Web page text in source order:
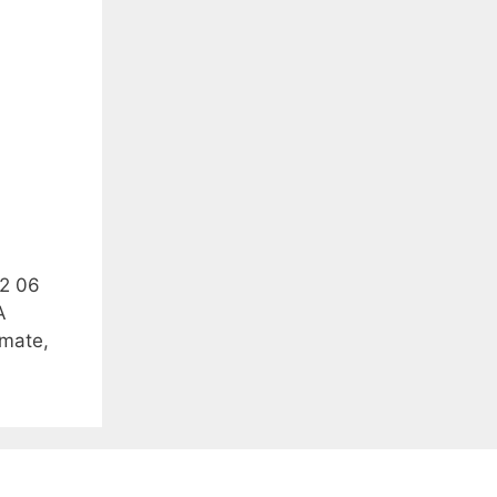
06